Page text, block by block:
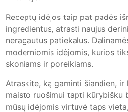
Receptų idėjos taip pat padės
ingredientus, atrasti naujus
neragautus patiekalus.
moderniomis idėjomis, kurios
skoniams ir poreikiams.
Atraskite, ką gaminti šiandien, ir
maisto ruošimui tapti kūrybišku
mūsų idėjomis virtuvė taps